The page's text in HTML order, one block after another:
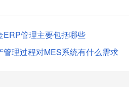
ERP管理主要包括哪些
管理过程对MES系统有什么需求